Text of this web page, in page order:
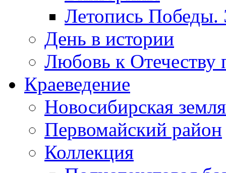
Летопись Победы.
День в истории
Любовь к Отечеству
Краеведение
Новосибирская земля
Первомайский район
Коллекция